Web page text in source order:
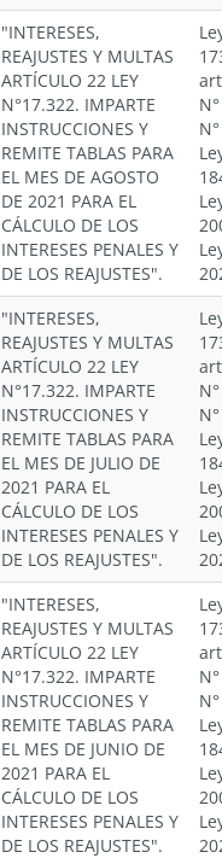
"INTERESES,
REAJUSTES Y MULTAS
ARTÍCULO 22 LEY
N°17.322. IMPARTE
INSTRUCCIONES Y
REMITE TABLAS PARA
EL MES DE AGOSTO
DE 2021 PARA EL
CÁLCULO DE LOS
INTERESES PENALES Y
DE LOS REAJUSTES".
"INTERESES,
REAJUSTES Y MULTAS
ARTÍCULO 22 LEY
N°17.322. IMPARTE
INSTRUCCIONES Y
REMITE TABLAS PARA
EL MES DE JULIO DE
2021 PARA EL
CÁLCULO DE LOS
INTERESES PENALES Y
DE LOS REAJUSTES".
"INTERESES,
REAJUSTES Y MULTAS
ARTÍCULO 22 LEY
N°17.322. IMPARTE
INSTRUCCIONES Y
REMITE TABLAS PARA
EL MES DE JUNIO DE
2021 PARA EL
CÁLCULO DE LOS
INTERESES PENALES Y
DE LOS REAJUSTES".